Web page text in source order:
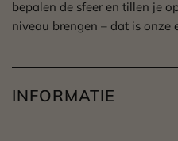
bepalen de sfeer en tillen je
niveau brengen – dat is onze
INFORMATIE